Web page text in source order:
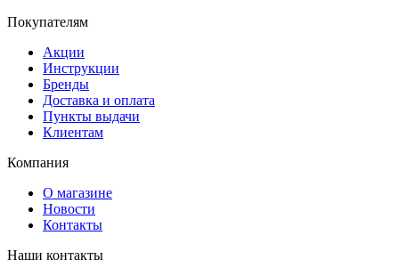
Покупателям
Акции
Инструкции
Бренды
Доставка и оплата
Пункты выдачи
Клиентам
Компания
О магазине
Новости
Контакты
Наши контакты